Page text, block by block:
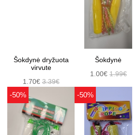
Šokdynė dryžuota
virvute
1.70€3.39€
Šokdynė
1.00€ 1.99€
-50% -50%